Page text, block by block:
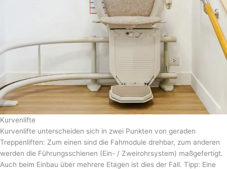
Kurvenlifte
Kurvenlifte unterscheiden sich in zwei Punkten von geraden
Treppenliften: Zum einen sind die Fahmodule drehbar, zum anderen
werden die Führungsschienen (Ein- / Zweirohrsystem) maßgefertigt.
Auch beim Einbau über mehrere Etagen ist dies der Fall. Tipp: Eine